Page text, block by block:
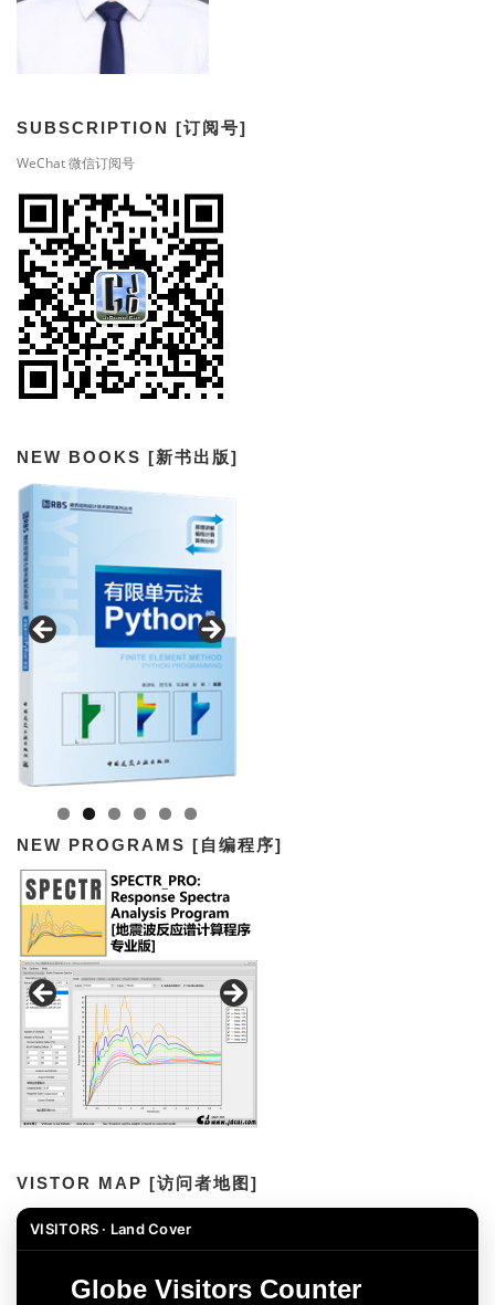
SUBSCRIPTION [订阅号]
WeChat 微信订阅号
NEW BOOKS [新书出版]
NEW PROGRAMS [自编程序]
VISTOR MAP [访问者地图]
VISITORS · Land Cover